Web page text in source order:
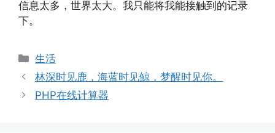
信息太多，世界太大。我只能将我能接触到的记录
下。
分
类
生活
林深时见鹿，海蓝时见鲸，梦醒时见你。
PHP在线计算器